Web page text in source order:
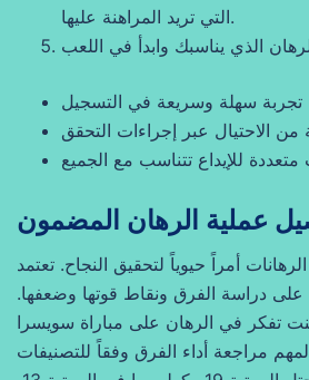
التي تريد المراهنة عليها.
تجربة سهلة وسريعة في التسجيل
من الاحتيال عبر إجراءات التحقق
متعددة للإيداع تتناسب مع الجميع
عملية الرهان المضمون
أمراً حيوياً لتحقيق النجاح. تعتمد
على دراسة الفرق ونقاط قوتها وضعفها.
تفكر في الرهان على مباراة سويسرا
مراجعة أداء الفرق وفقاً للتصنيفات